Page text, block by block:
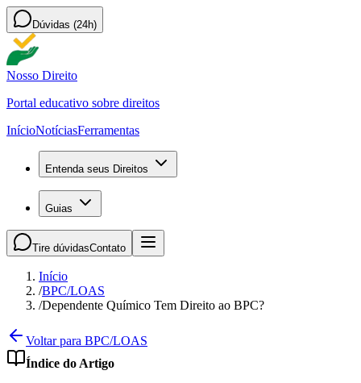
Dúvidas (24h)
Nosso Direito
Portal educativo sobre direitos
InícioNotíciasFerramentas
Entenda seus Direitos
Guias
Tire dúvidasContato
Início
/BPC/LOAS
/Dependente Químico Tem Direito ao BPC?
Voltar para BPC/LOAS
Índice do Artigo